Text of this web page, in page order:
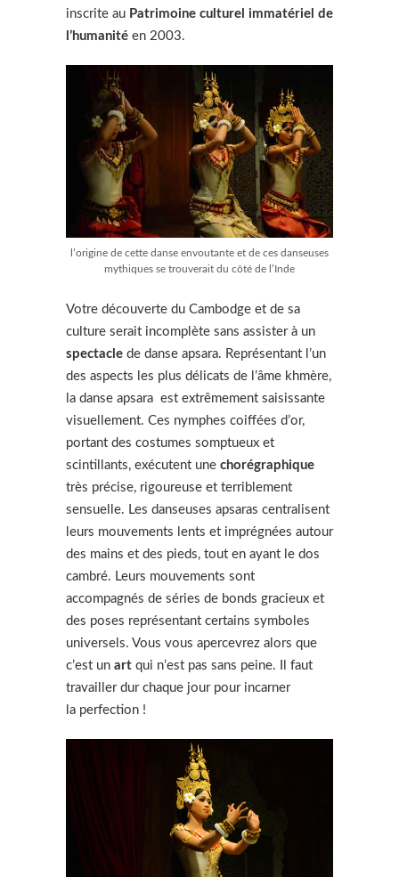
inscrite au Patrimoine culturel immatériel de
l’humanité en 2003.
l’origine de cette danse envoutante et de ces danseuses
mythiques se trouverait du côté de l’Inde
Votre découverte du Cambodge et de sa
culture serait incomplète sans assister à un
spectacle de danse apsara. Représentant l’un
des aspects les plus délicats de l’âme khmère,
la danse apsara est extrêmement saisissante
visuellement. Ces nymphes coiffées d’or,
portant des costumes somptueux et
scintillants, exécutent une chorégraphique
très précise, rigoureuse et terriblement
sensuelle. Les danseuses apsaras centralisent
leurs mouvements lents et imprégnées autour
des mains et des pieds, tout en ayant le dos
cambré. Leurs mouvements sont
accompagnés de séries de bonds gracieux et
des poses représentant certains symboles
universels. Vous vous apercevrez alors que
c’est un art qui n’est pas sans peine. Il faut
travailler dur chaque jour pour incarner
la perfection !